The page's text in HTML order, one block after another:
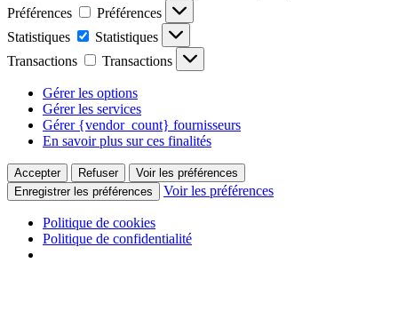
Préférences
Préférences
Statistiques
Statistiques
Transactions
Transactions
Gérer les options
Gérer les services
Gérer {vendor_count} fournisseurs
En savoir plus sur ces finalités
Accepter Refuser
Voir les préférences
Enregistrer les préférences
Voir les préférences
Politique de cookies
Politique de confidentialité